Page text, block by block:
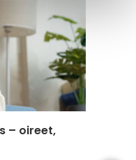
– oireet,